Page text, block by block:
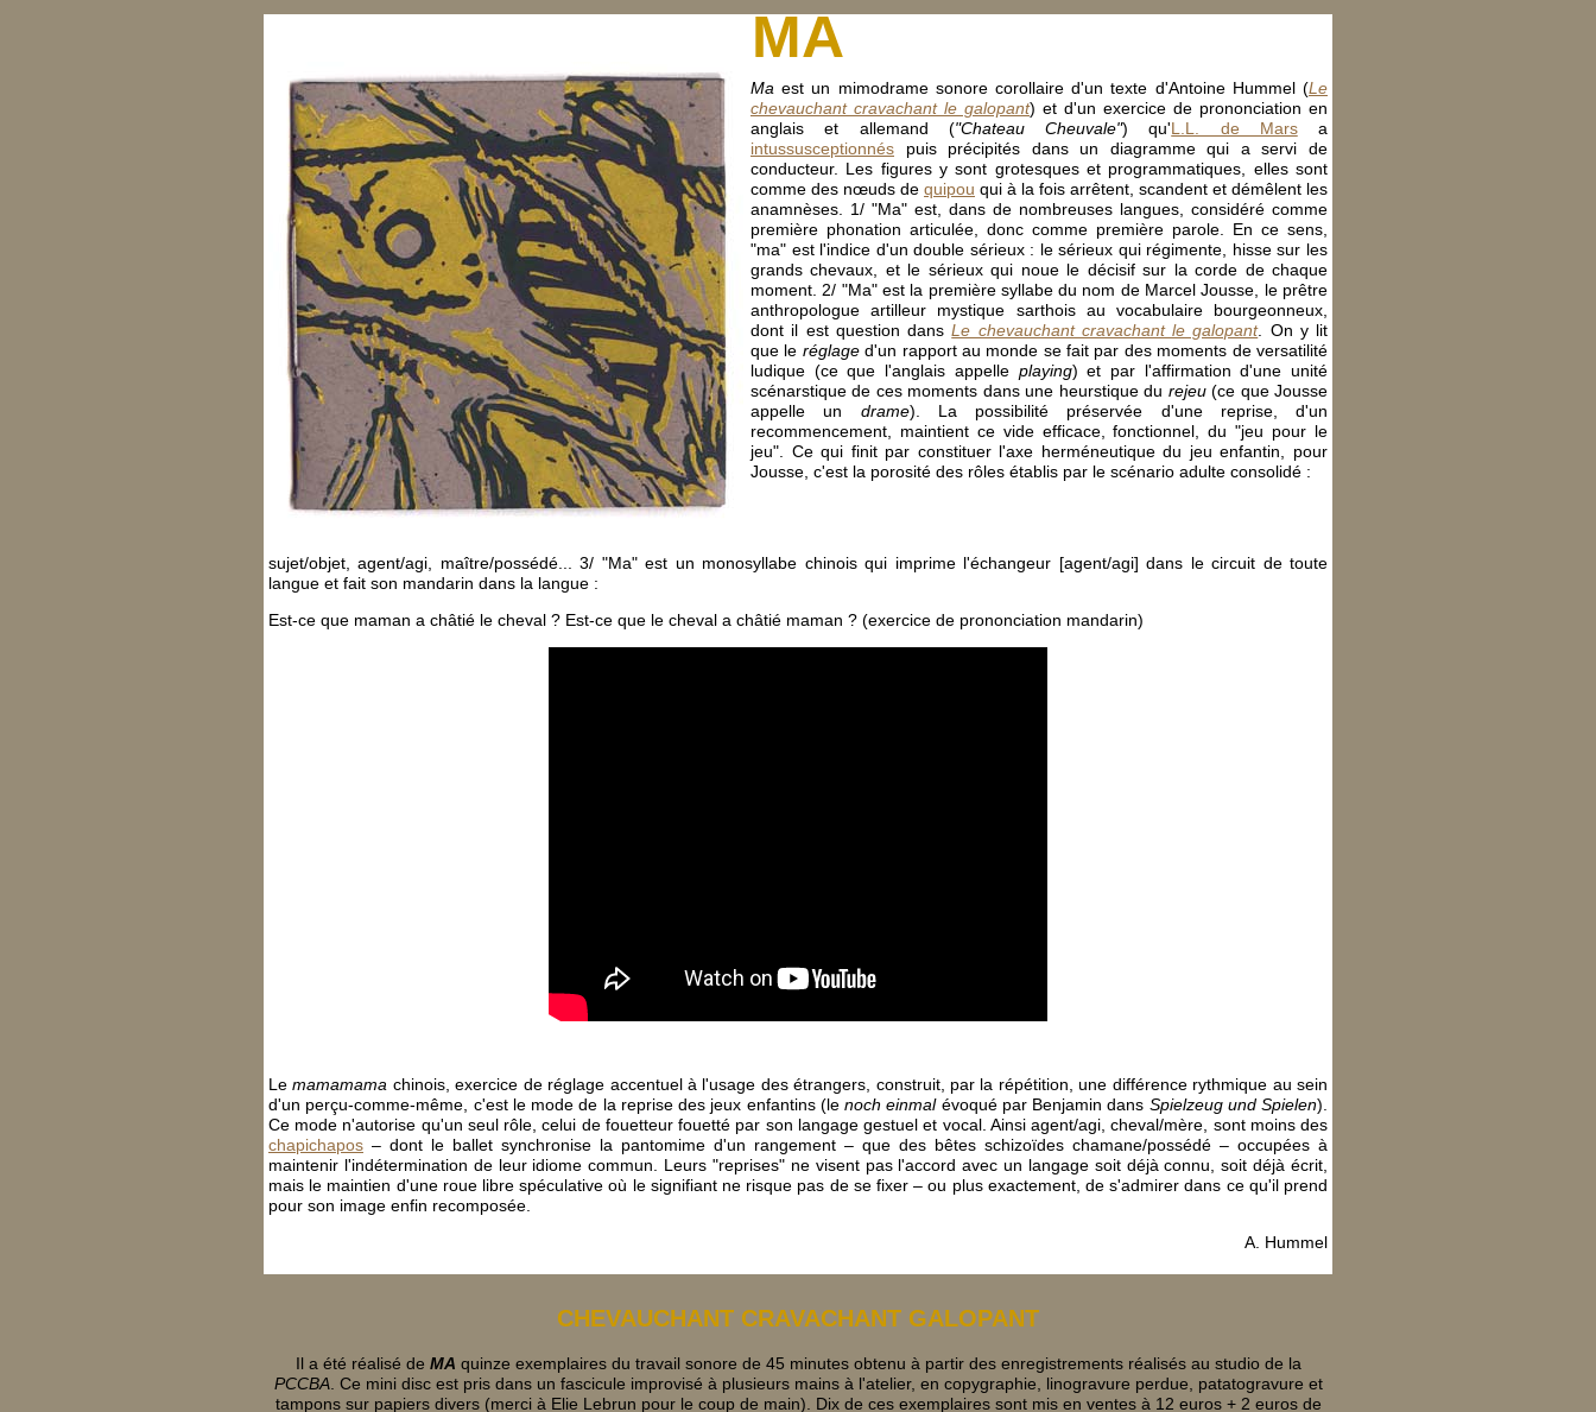
MA
Ma est un mimodrame sonore corollaire d'un texte d'Antoine Hummel (Le
chevauchant cravachant le galopant) et d'un exercice de prononciation en
anglais et allemand ("Chateau Cheuvale") qu'L.L. de Marsa
intussusceptionnés puis précipités dans un diagramme qui a servi de
conducteur. Les figures y sont grotesques et programmatiques, elles sont
comme des nœuds de quipou qui à la fois arrêtent, scandent et démêlent les
anamnèses. 1/ "Ma" est, dans de nombreuses langues, considéré comme
première phonation articulée, donc comme première parole. En ce sens,
"ma" est l'indice d'un double sérieux : le sérieux qui régimente, hisse sur les
grands chevaux, et le sérieux qui noue le décisif sur la corde de chaque
moment. 2/ "Ma" est la première syllabe du nom de Marcel Jousse, le prêtre
anthropologue artilleur mystique sarthois au vocabulaire bourgeonneux,
dont il est question dansLe chevauchant cravachant le galopant. On y lit
que le réglaged'un rapport au monde se fait par des moments de versatilité
ludique (ce que l'anglais appelle playing) et par l'affirmation d'une unité
scénarstique de ces moments dans une heurstique du rejeu(ce que Jousse
appelle un drame). La possibilité préservée d'une reprise, d'un
recommencement, maintient ce vide efficace, fonctionnel, du "jeu pour le
jeu". Ce qui finit par constituer l'axe herméneutique du jeu enfantin, pour
Jousse, c'est la porosité des rôles établis par le scénario adulte consolidé :
sujet/objet, agent/agi, maître/possédé... 3/ "Ma" est un monosyllabe chinois qui imprime l'échangeur [agent/agi] dans le circuit de toute
langue et fait son mandarin dans la langue :
Est-ce que maman a châtié le cheval ? Est-ce que le cheval a châtié maman ? (exercice de prononciation mandarin)
Lemamamama chinois, exercice de réglage accentuel à l'usage des étrangers, construit, par la répétition, une différence rythmique au sein
d'un perçu-comme-même, c'est le mode de la reprise des jeux enfantins (le noch einmalévoqué par Benjamin dans Spielzeug und Spielen).
Ce mode n'autorise qu'un seul rôle, celui de fouetteur fouetté par son langage gestuel et vocal. Ainsi agent/agi, cheval/mère, sont moins des
chapichapos – dont le ballet synchronise la pantomime d'un rangement – que des bêtes schizoïdes chamane/possédé – occupées à
maintenir l'indétermination de leur idiome commun. Leurs "reprises" ne visent pas l'accord avec un langage soit déjà connu, soit déjà écrit,
mais le maintien d'une roue libre spéculative où le signifiant ne risque pas de se fixer – ou plus exactement, de s'admirer dans ce qu'il prend
pour son image enfin recomposée.
A. Hummel
CHEVAUCHANT CRAVACHANT GALOPANT
Il a été réalisé de MA quinze exemplaires du travail sonore de 45 minutes obtenu à partir des enregistrements réalisés au studio de la
PCCBA. Ce mini disc est pris dans un fascicule improvisé à plusieurs mains à l'atelier, en copygraphie, linogravure perdue, patatogravure et
tampons sur papiers divers (merci à Elie Lebrun pour le coup de main). Dix de ces exemplaires sont mis en ventes à 12 euros + 2 euros de